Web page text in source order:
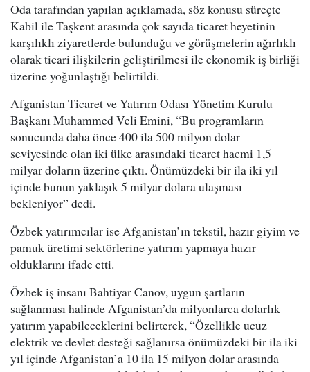
Oda tarafından yapılan açıklamada, söz konusu süreçte
Kabil ile Taşkent arasında çok sayıda ticaret heyetinin
karşılıklı ziyaretlerde bulunduğu ve görüşmelerin ağırlıklı
olarak ticari ilişkilerin geliştirilmesi ile ekonomik iş birliği
üzerine yoğunlaştığı belirtildi.
Afganistan Ticaret ve Yatırım Odası Yönetim Kurulu
Başkanı Muhammed Veli Emini, “Bu programların
sonucunda daha önce 400 ila 500 milyon dolar
seviyesinde olan iki ülke arasındaki ticaret hacmi 1,5
milyar doların üzerine çıktı. Önümüzdeki bir ila iki yıl
içinde bunun yaklaşık 5 milyar dolara ulaşması
bekleniyor” dedi.
Özbek yatırımcılar ise Afganistan’ın tekstil, hazır giyim ve
pamuk üretimi sektörlerine yatırım yapmaya hazır
olduklarını ifade etti.
Özbek iş insanı Bahtiyar Canov, uygun şartların
sağlanması halinde Afganistan’da milyonlarca dolarlık
yatırım yapabileceklerini belirterek, “Özellikle ucuz
elektrik ve devlet desteği sağlanırsa önümüzdeki bir ila iki
yıl içinde Afganistan’a 10 ila 15 milyon dolar arasında